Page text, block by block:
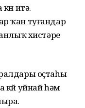
итә.
ҡан туғандар
хистәре
оҫтаһы
уйнай һәм